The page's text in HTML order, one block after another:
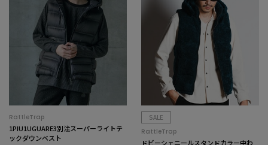
RattleTrap
1PIU1UGUARE3別注スーパーライトテ
ックダウンベスト
SALE
RattleTrap
ドビーシェニールスタンドカラー中わ